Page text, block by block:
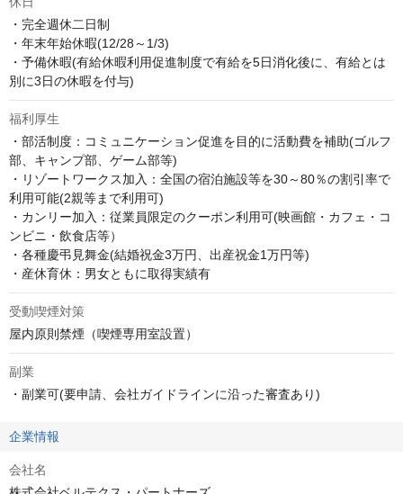
・完全週休二日制
・年末年始休暇(12/28～1/3)
・予備休暇(有給休暇利用促進制度で有給を5日消化後に、有給とは
別に3日の休暇を付与)
福利厚生
・部活制度：コミュニケーション促進を目的に活動費を補助(ゴルフ
部、キャンプ部、ゲーム部等)
・リゾートワークス加入：全国の宿泊施設等を30～80％の割引率で
利用可能(2親等まで利用可)
・カンリー加入：従業員限定のクーポン利用可(映画館・カフェ・コ
ンビニ・飲食店等）
・各種慶弔見舞金(結婚祝金3万円、出産祝金1万円等)
・産休育休：男女ともに取得実績有
受動喫煙対策
屋内原則禁煙（喫煙専用室設置）
副業
・副業可(要申請、会社ガイドラインに沿った審査あり)
企業情報
会社名